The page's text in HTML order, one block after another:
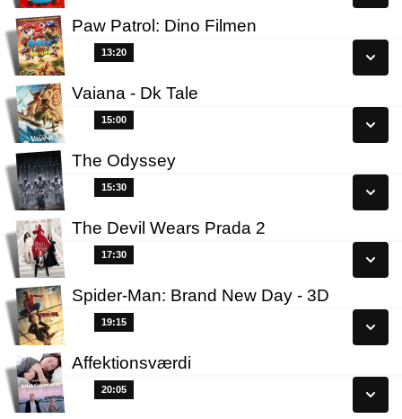
Paw Patrol: Dino Filmen
13:20
Vaiana - Dk Tale
15:00
Se alle dage
The Odyssey
15:30
The Devil Wears Prada 2
17:30
Spider-Man: Brand New Day - 3D
19:15
Se alle dage
Affektionsværdi
20:05